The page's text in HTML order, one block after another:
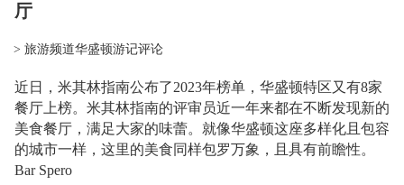
厅
> 旅游频道华盛顿游记评论
近日，米其林指南公布了2023年榜单，华盛顿特区又有8家
餐厅上榜。米其林指南的评审员近一年来都在不断发现新的
美食餐厅，满足大家的味蕾。就像华盛顿这座多样化且包容
的城市一样，这里的美食同样包罗万象，且具有前瞻性。
Bar Spero